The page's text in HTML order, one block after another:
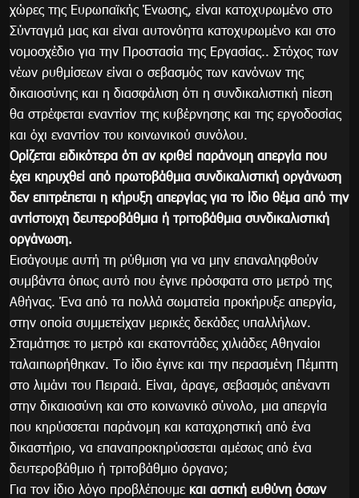
χώρες της Ευρωπαϊκής Ένωσης, είναι κατοχυρωμένο στο
Σύνταγμά μας και είναι αυτονόητα κατοχυρωμένο και στο
νομοσχέδιο για την Προστασία της Εργασίας.. Στόχος των
νέων ρυθμίσεων είναι ο σεβασμός των κανόνων της
δικαιοσύνης και η διασφάλιση ότι η συνδικαλιστική πίεση
θα στρέφεται εναντίον της κυβέρνησης και της εργοδοσίας
και όχι εναντίον του κοινωνικού συνόλου.
Ορίζεται ειδικότερα ότι αν κριθεί παράνομη απεργία που
έχει κηρυχθεί από πρωτοβάθμια συνδικαλιστική οργάνωση
δεν επιτρέπεται η κήρυξη απεργίας για το ίδιο θέμα από την
αντίστοιχη δευτεροβάθμια ή τριτοβάθμια συνδικαλιστική
οργάνωση.
Εισάγουμε αυτή τη ρύθμιση για να μην επαναληφθούν
συμβάντα όπως αυτό που έγινε πρόσφατα στο μετρό της
Αθήνας. Ένα από τα πολλά σωματεία προκήρυξε απεργία,
στην οποία συμμετείχαν μερικές δεκάδες υπαλλήλων.
Σταμάτησε το μετρό και εκατοντάδες χιλιάδες Αθηναίοι
ταλαιπωρήθηκαν. Το ίδιο έγινε και την περασμένη Πέμπτη
στο λιμάνι του Πειραιά. Είναι, άραγε, σεβασμός απέναντι
στην δικαιοσύνη και στο κοινωνικό σύνολο, μια απεργία
που κηρύσσεται παράνομη και καταχρηστική από ένα
δικαστήριο, να επαναπροκηρύσσεται αμέσως από ένα
δευτεροβάθμιο ή τριτοβάθμιο όργανο;
Για τον ίδιο λόγο προβλέπουμε και αστική ευθύνη όσων